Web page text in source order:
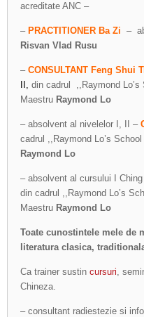
acreditate ANC –
– PRACTITIONER Ba Zi –
Risvan Vlad Rusu
– CONSULTANT Feng Shui
II, din cadrul ,,Raymond
Maestru Raymond Lo
– absolvent al nivelelor I, II –
cadrul ,,Raymond Lo’s
Raymond Lo
– absolvent al cursului I
din cadrul ,,Raymond Lo’s
Maestru Raymond Lo
Toate cunostintele mele de
literatura clasica,
Ca trainer sustin cursuri,
Chineza.
– consultant radiestezie si